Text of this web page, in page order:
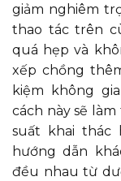
giảm nghiêm
thao tác trên
quá hẹp và
xếp chồng
kiệm không
cách này sẽ
suất khai thác
hướng dẫn
đều nhau từ